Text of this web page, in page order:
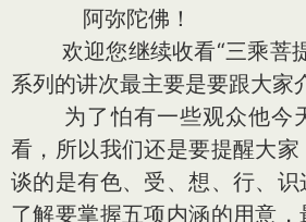
阿弥陀佛！
欢迎您继续收看“三乘菩提
系列的讲次最主要是要跟大家
为了怕有一些观众他今
看，所以我们还是要提醒大家
谈的是有色、受、想、行、
了解要掌握五项内涵的用意